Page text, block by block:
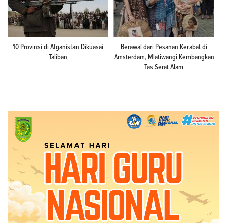
10 Provinsi di Afganistan Dikuasai
Taliban
Berawal dari Pesanan Kerabat di
Amsterdam, Mlatiwangi Kembangkan
Tas Serat Alam